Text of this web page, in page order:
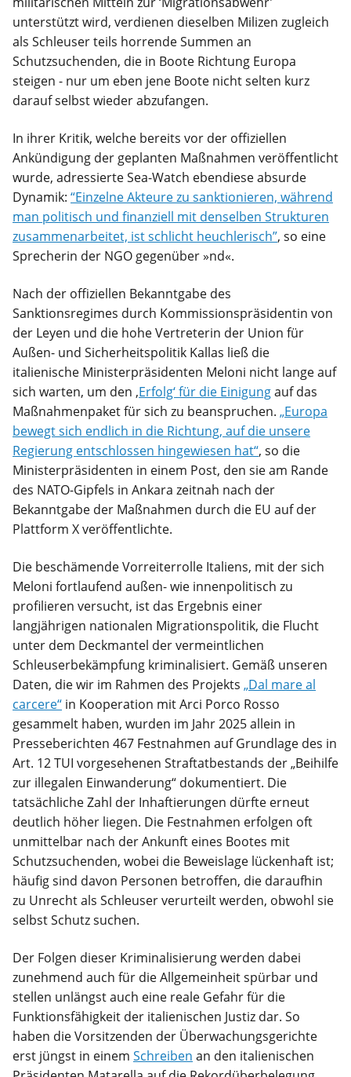
unterstützt wird, verdienen dieselben Milizen zugleich
als Schleuser teils horrende Summen an
Schutzsuchenden, die in Boote Richtung Europa
steigen - nur um eben jene Boote nicht selten kurz
darauf selbst wieder abzufangen.
In ihrer Kritik, welche bereits vor der offiziellen
Ankündigung der geplanten Maßnahmen veröffentlicht
wurde, adressierte Sea-Watch ebendiese absurde
Dynamik: “Einzelne Akteure zu sanktionieren, während
man politisch und finanziell mit denselben Strukturen
zusammenarbeitet, ist schlicht heuchlerisch”, so eine
Sprecherin der NGO gegenüber »nd«.
Nach der offiziellen Bekanntgabe des
Sanktionsregimes durch Kommissionspräsidentin von
der Leyen und die hohe Vertreterin der Union für
Außen- und Sicherheitspolitik Kallas ließ die
italienische Ministerpräsidenten Meloni nicht lange auf
sich warten, um den ‚Erfolg‘ für die Einigungauf das
Maßnahmenpaket für sich zu beanspruchen. „Europa
bewegt sich endlich in die Richtung, auf die unsere
Regierung entschlossen hingewiesen hat“, so die
Ministerpräsidenten in einem Post, den sie am Rande
des NATO-Gipfels in Ankara zeitnah nach der
Bekanntgabe der Maßnahmen durch die EU auf der
Plattform X veröffentlichte.
Die beschämende Vorreiterrolle Italiens, mit der sich
Meloni fortlaufend außen- wie innenpolitisch zu
profilieren versucht, ist das Ergebnis einer
langjährigen nationalen Migrationspolitik, die Flucht
unter dem Deckmantel der vermeintlichen
Schleuserbekämpfung kriminalisiert. Gemäß unseren
Daten, die wir im Rahmen des Projekts „Dal mare al
carcere“ in Kooperation mit Arci Porco Rosso
gesammelt haben, wurden im Jahr 2025 allein in
Presseberichten 467 Festnahmen auf Grundlage des in
Art. 12 TUI vorgesehenen Straftatbestands der „Beihilfe
zur illegalen Einwanderung“ dokumentiert. Die
tatsächliche Zahl der Inhaftierungen dürfte erneut
deutlich höher liegen. Die Festnahmen erfolgen oft
unmittelbar nach der Ankunft eines Bootes mit
Schutzsuchenden, wobei die Beweislage lückenhaft ist;
häufig sind davon Personen betroffen, die daraufhin
zu Unrecht als Schleuser verurteilt werden, obwohl sie
selbst Schutz suchen.
Der Folgen dieser Kriminalisierung werden dabei
zunehmend auch für die Allgemeinheit spürbar und
stellen unlängst auch eine reale Gefahr für die
Funktionsfähigkeit der italienischen Justiz dar. So
haben die Vorsitzenden der Überwachungsgerichte
erst jüngst in einem Schreiben an den italienischen